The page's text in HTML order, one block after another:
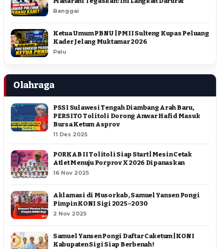
Banggai
Ketua Umum PBNU | PMII Sulteng Kupas Peluang
Kader Jelang Muktamar 2026
Palu
Olahraga
PSSI Sulawesi Tengah Diambang Arah Baru,
PERSITO Tolitoli Dorong Anwar Hafid Masuk
Bursa Ketum Asprov
11 Des 2025
PORKAB II Tolitoli Siap Start | Mesin Cetak
Atlet Menuju Porprov X 2026 Dipanaskan
16 Nov 2025
Aklamasi di Musorkab, Samuel Yansen Pongi
Pimpin KONI Sigi 2025–2030
2 Nov 2025
Samuel Yansen Pongi Daftar Caketum | KONI
Kabupaten Sigi Siap Berbenah !